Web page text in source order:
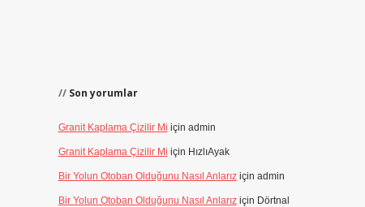
Son yorumlar
Granit Kaplama Çizilir Mi için admin
Granit Kaplama Çizilir Mi için HızlıAyak
Bir Yolun Otoban Olduğunu Nasıl Anlarıziçin admin
Bir Yolun Otoban Olduğunu Nasıl Anlarıziçin Dörtnal